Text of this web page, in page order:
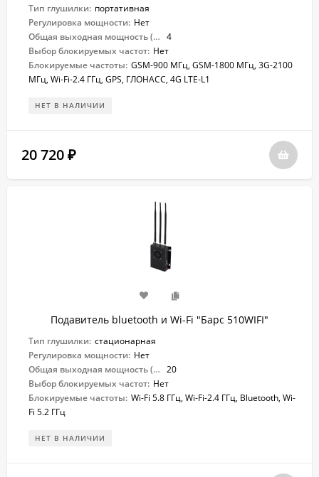
Тип глушилки: портативная
Регулировка мощности: Нет
Общая выходная мощность (Вт): 4
Выбор блокируемых частот: Нет
Блокируемые частоты: GSM-900 МГц, GSM-1800 МГц, 3G-2100
МГц, Wi-Fi-2.4 ГГц, GPS, ГЛОНАСС, 4G LTE-L1
НЕТ В НАЛИЧИИ
20 720 ₽
Подавитель bluetooth и Wi-Fi "Барс ​510WIFI"
Тип глушилки: стационарная
Регулировка мощности: Нет
Общая выходная мощность (Вт): 20
Выбор блокируемых частот: Нет
Блокируемые частоты: Wi-Fi 5.8 ГГц, Wi-Fi-2.4 ГГц, Bluetooth, Wi-
Fi 5.2 ГГц
НЕТ В НАЛИЧИИ